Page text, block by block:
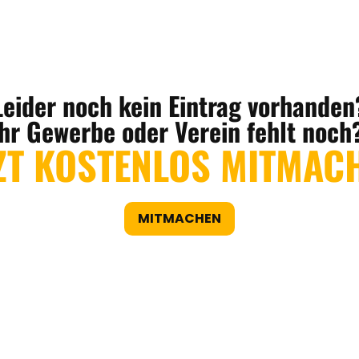
noch kein Eintrag
Gewerbe oder Verein fehlt
KOSTENLOS
MITMACHEN